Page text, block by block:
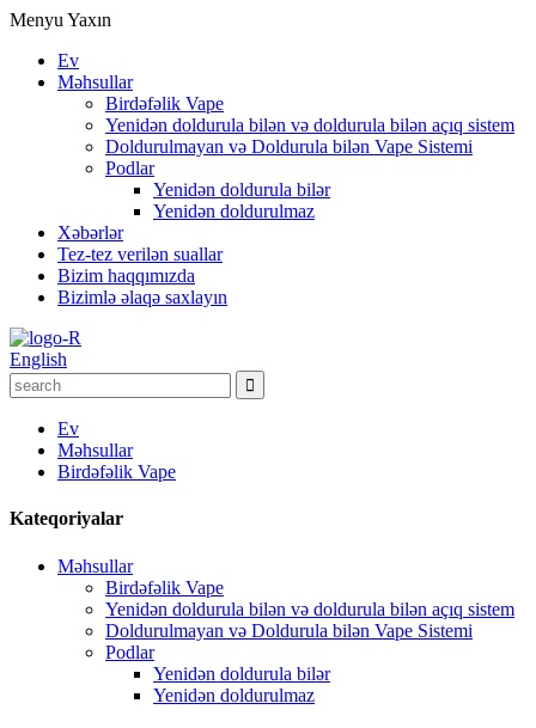
Menyu Yaxın
Ev
Məhsullar
Birdəfəlik Vape
Yenidən doldurula bilən və doldurula bilən açıq sistem
Doldurulmayan və Doldurula bilən Vape Sistemi
Podlar
Yenidən doldurula bilər
Yenidən doldurulmaz
Xəbərlər
Tez-tez verilən suallar
Bizim haqqımızda
Bizimlə əlaqə saxlayın
English
Ev
Məhsullar
Birdəfəlik Vape
Kateqoriyalar
Məhsullar
Birdəfəlik Vape
Yenidən doldurula bilən və doldurula bilən açıq sistem
Doldurulmayan və Doldurula bilən Vape Sistemi
Podlar
Yenidən doldurula bilər
Yenidən doldurulmaz